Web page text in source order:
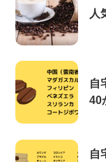
人
自
40
自